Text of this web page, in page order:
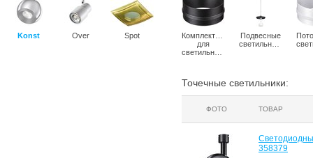
Konst Over Spot
Комплектующие
для
Подвесные
Точечные светильники:
ФОТО ТОВАР
358379